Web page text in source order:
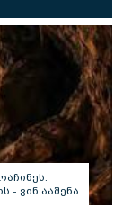
- ვინ ააშენა